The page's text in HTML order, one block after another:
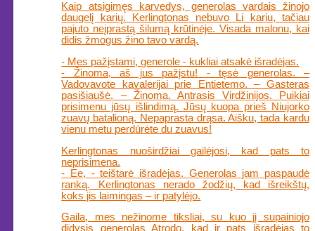
Kaip atsigimęs karvedys, generolas vardais žinojo
daugelį karių. Kerlingtonas nebuvo Li kariu, tačiau
pajuto neįprastą šilumą krūtinėje. Visada malonu, kai
didis žmogus žino tavo vardą.
- Mes pažįstami, generole - kukliai atsakė išradėjas.
- Žinoma, aš jus pažįstu! - tęsė generolas. –
Vadovavote kavalerijai prie Entietemo. – Gasteras
pasišiaušė. – Žinoma. Antrasis Virdžinijos. Puikiai
prisimenu jūsų išlindimą. Jūsų kuopa prieš Niujorko
zuavų batalioną. Nepaprasta drąsa. Aišku, tada kardu
vienu metu perdūrėte du zuavus!
Kerlingtonas nuoširdžiai gailėjosi, kad pats to
neprisimena.
- Ee, - teištarė išradėjas. Generolas jam paspaudė
ranką. Kerlingtonas nerado žodžių, kad išreikštų,
koks jis laimingas – ir patylėjo.
Gaila, mes nežinome tiksliai, su kuo jį supainiojo
didysis generolas Atrodo, kad ir pats išradėjas to